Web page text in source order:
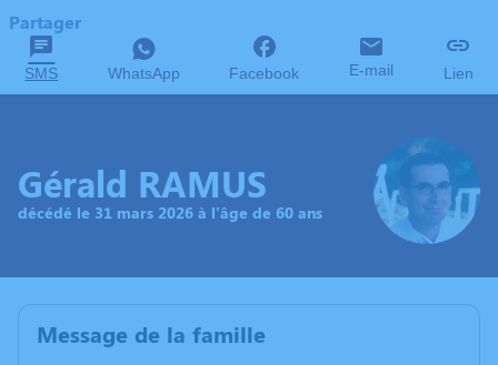
Partager
SMS WhatsApp Facebook E-mail Lien
Gérald RAMUS
décédé le 31 mars 2026 à l'âge de 60 ans
Message de la famille